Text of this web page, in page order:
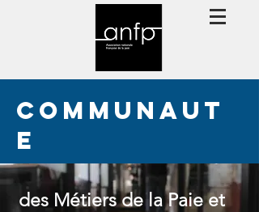
communaut
e
des Métiers de la Paie et